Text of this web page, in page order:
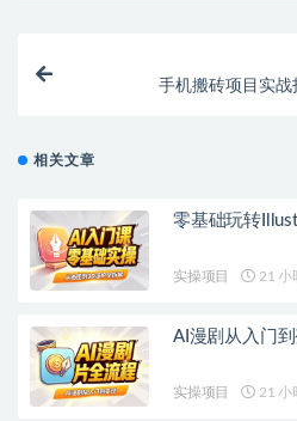
手机搬砖项目实
相关文章
零基础玩转
实操项目 21 小
AI漫剧从入门
实操项目 21 小